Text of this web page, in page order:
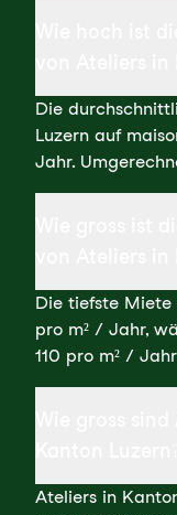
Die
Luzern auf
Jahr.
Die tiefste Miete
pro m² / Jahr,
110 pro m² /
Ateliers in